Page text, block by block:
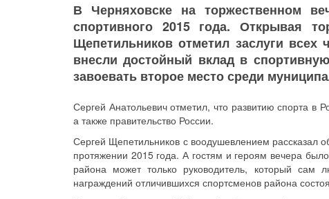
В Черняховске на торжественном
спортивного 2015 года. Открывая
Щепетильников отметил заслуги
внесли достойный вклад в
завоевать второе место среди
Сергей Анатольевич отметил, что развитию спорта в
а также правительство России.
Сергей Щепетильников с воодушевлением рассказал
протяжении 2015 года. А гостям и героям вечера
района может только руководитель, который
награждений отличившихся спортсменов района